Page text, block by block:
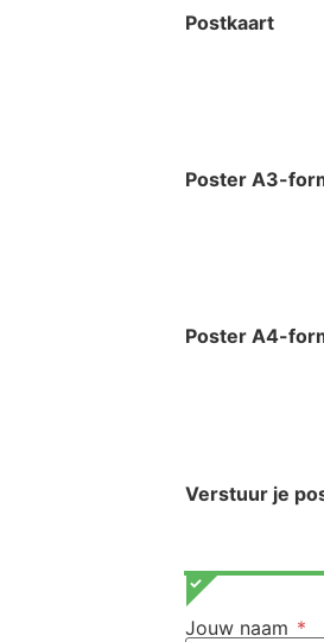
Postkaart
Poster A3-
Poster A4-
Verstuur je
Jouw naam *